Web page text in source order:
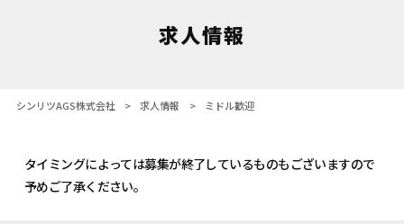
求人情報
シンリツAGS株式会社 > 求人情報 > ミドル歓迎
タイミングによっては募集が終了しているものもございますので
予めご了承ください。